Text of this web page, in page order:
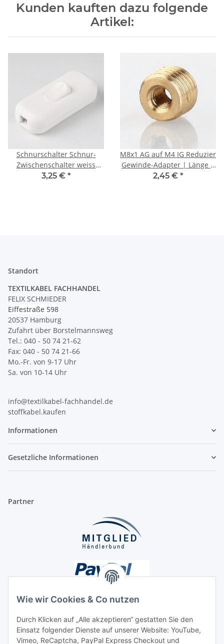
Wie wir Cookies & Co nutzen
Durch Klicken auf „Alle akzeptieren“ gestatten Sie den
Einsatz folgender Dienste auf unserer Website: YouTube,
Vimeo, ReCaptcha, PayPal Express Checkout und
Kunden kauften dazu folgende
Artikel:
Schnurschalter Schnur-
Zwischenschalter weiss
60x26mm 250V/2A für Rund
3,25 € *
M8x1 AG auf M4 IG Reduzier
Gewinde-Adapter | Länge 6
mm | Messing roh
2,45 € *
Standort
TEXTILKABEL FACHHANDEL
FELIX SCHMIEDER
Eiffestraße 598
20537 Hamburg
Zufahrt über Borstelmannsweg
Tel.: 040 - 50 74 21-62
Fax: 040 - 50 74 21-66
Mo.-Fr. von 9-17 Uhr
Sa. von 10-14 Uhr
info@textilkabel-fachhandel.de
stoffkabel.kaufen
Informationen
Gesetzliche Informationen
Partner
Unsere Seiten